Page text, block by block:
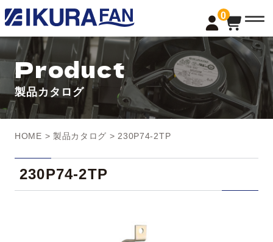
0
t
o
g
l
e
a
v
i
g
a
n
Product
製品カタログ
HOME > 製品カタログ > 230P74-2TP
230P74-2TP